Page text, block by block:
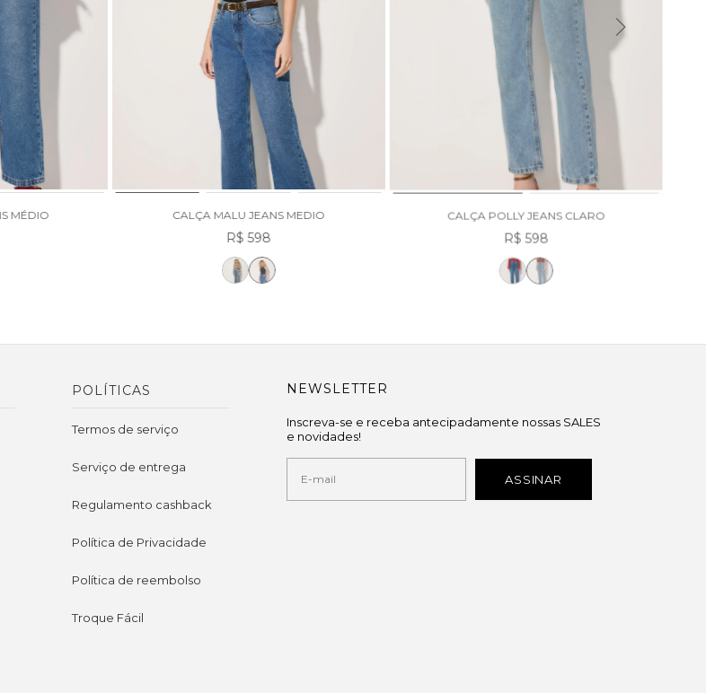
MÉDIO CALÇA MALU JEANS MEDIO
R$ 598
CALÇA POLLY JEANS CLARO
R$ 598
POLÍTICAS
Termos de serviço
Serviço de entrega
Regulamento cashback
Política de Privacidade
Política de reembolso
Troque Fácil
NEWSLETTER
Inscreva-se e receba antecipadamente nossas SALES
e novidades!